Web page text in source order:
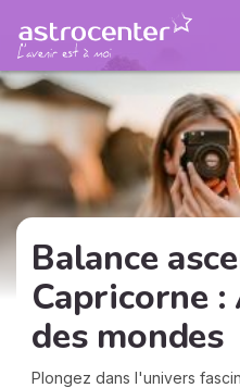
Balance
Capricorne
des mondes
Plongez dans l'univers